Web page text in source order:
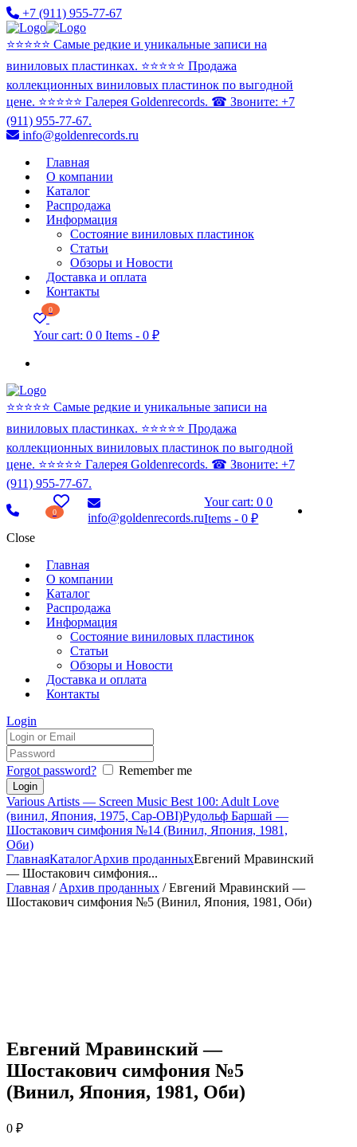
+7 (911) 955-77-67
⭐️⭐️⭐️⭐️⭐️ Самые редкие и уникальные записи на
виниловых пластинках. ⭐️⭐️⭐️⭐️⭐️ Продажа
коллекционных виниловых пластинок по выгодной
цене. ⭐️⭐️⭐️⭐️⭐️ Галерея Goldenrecords. ☎ Звоните: +7
(911) 955-77-67.
info@goldenrecords.ru
Главная
О компании
Каталог
Распродажа
Информация
Состояние виниловых пластинок
Статьи
Обзоры и Новости
Доставка и оплата
Контакты
0
Your cart: 0 0 Items - 0 ₽
⭐️⭐️⭐️⭐️⭐️ Самые редкие и уникальные записи на
виниловых пластинках. ⭐️⭐️⭐️⭐️⭐️ Продажа
коллекционных виниловых пластинок по выгодной
цене. ⭐️⭐️⭐️⭐️⭐️ Галерея Goldenrecords. ☎ Звоните: +7
(911) 955-77-67.
0 info@goldenrecords.ru
Your cart: 00
Items -0 ₽
Close
Главная
О компании
Каталог
Распродажа
Информация
Состояние виниловых пластинок
Статьи
Обзоры и Новости
Доставка и оплата
Контакты
Login
Forgot password? Remember me
Various Artists — Screen Music Best 100: Adult Love
(винил, Япония, 1975, Cap-OBI)Рудольф Баршай —
Шостакович симфония №14 (Винил, Япония, 1981,
Оби)
ГлавнаяКаталогАрхив проданныхЕвгений Мравинский
— Шостакович симфония...
Главная / Архив проданных / Евгений Мравинский —
Шостакович симфония №5 (Винил, Япония, 1981, Оби)
Евгений Мравинский —
Шостакович симфония №5
(Винил, Япония, 1981, Оби)
0 ₽